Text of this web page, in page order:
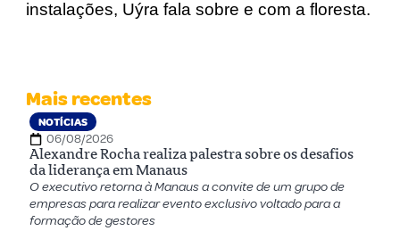
instalações, Uýra fala sobre e com a floresta.
Mais recentes
NOTÍCIAS
06/08/2026
Alexandre Rocha realiza palestra sobre os desafios
da liderança em Manaus
O executivo retorna à Manaus a convite de um grupo de
empresas para realizar evento exclusivo voltado para a
formação de gestores